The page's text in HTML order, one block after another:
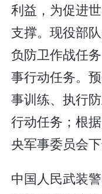
利益，为促进
支撑。现役部
负防卫作战任
事行动任务。
事训练、执行
行动任务；根
央军事委员会
中国人民武装